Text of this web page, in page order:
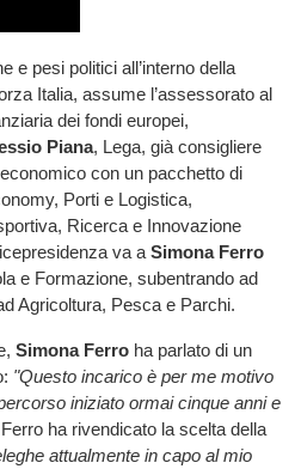
e pesi politici all’interno della
Italia, assume l’assessorato al
dei fondi europei,
Piana, Lega, già consigliere
con un pacchetto di
Porti e Logistica,
Ricerca e Innovazione
va a Simona Ferro
e Formazione, subentrando ad
Agricoltura, Pesca e Parchi.
Simona Ferro ha parlato di un
"Questo incarico è per me motivo
iniziato ormai cinque anni e
ha rivendicato la scelta della
attualmente in capo al mio